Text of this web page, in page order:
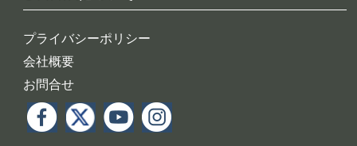
プライバシーポリシー
会社概要
お問合せ